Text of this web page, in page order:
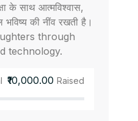
के साथ आत्मविश्वास,
की नींव रखती है।
through
technology.
₹10,000.00 Raised